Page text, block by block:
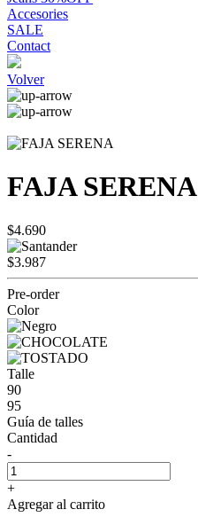
Accesories
SALE
Contact
Volver
FAJA SERENA
$4.690
$3.987
Pre-order
Color
Talle
90
95
Guía de talles
Cantidad
-
+
Agregar al carrito